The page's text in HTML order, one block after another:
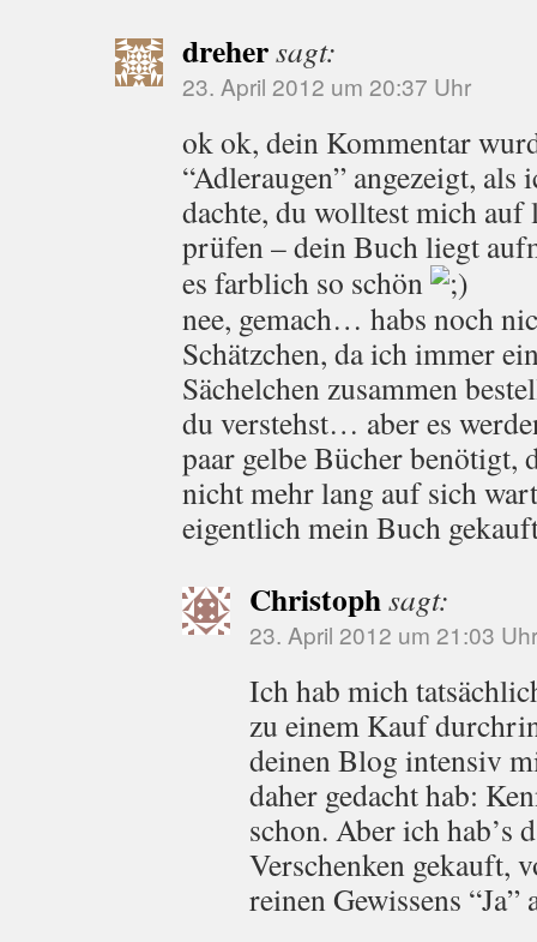
drehersagt:
23. April 2012 um 20:37 Uhr
ok ok, dein Kommentar
“Adleraugen” angezeigt,
dachte, du wolltest mich
prüfen – dein Buch liegt
es farblich so schön
nee, gemach… habs noch
Schätzchen, da ich immer
Sächelchen zusammen
du verstehst… aber es
paar gelbe Bücher benötigt,
nicht mehr lang auf sich
eigentlich mein Buch
Christophsagt:
23. April 2012 um 21:03 Uhr
Ich hab mich
zu einem Kauf
deinen Blog intensiv
daher gedacht hab:
schon. Aber ich hab’s
Verschenken gekauft,
reinen Gewissens